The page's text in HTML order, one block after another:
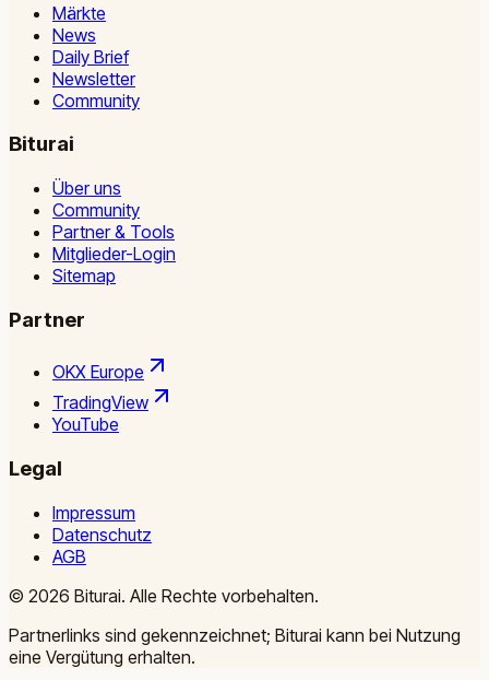
Märkte
News
Daily Brief
Newsletter
Community
Biturai
Über uns
Community
Partner & Tools
Mitglieder-Login
Sitemap
Partner
OKX Europe
TradingView
YouTube
Legal
Impressum
Datenschutz
AGB
© 2026 Biturai. Alle Rechte vorbehalten.
Partnerlinks sind gekennzeichnet; Biturai kann bei Nutzung
eine Vergütung erhalten.